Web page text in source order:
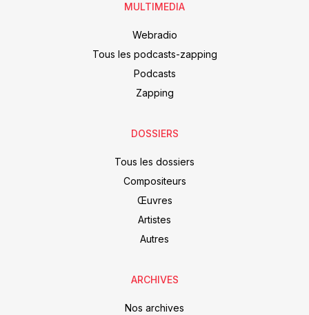
MULTIMEDIA
Webradio
Tous les podcasts-zapping
Podcasts
Zapping
DOSSIERS
Tous les dossiers
Compositeurs
Œuvres
Artistes
Autres
ARCHIVES
Nos archives